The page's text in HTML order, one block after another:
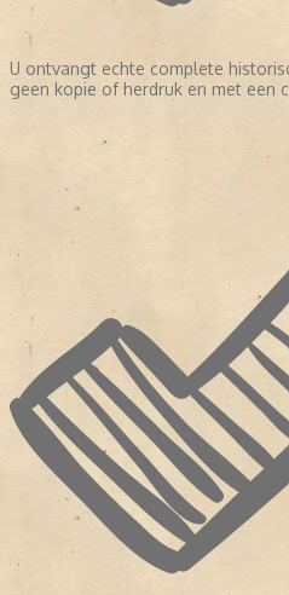
U ontvangt echte complete
geen kopie of herdruk en met een